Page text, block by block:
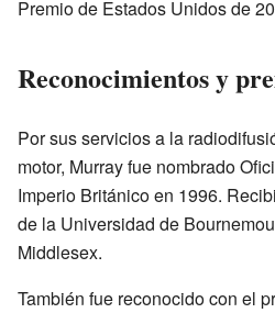
Premio de Estados Unidos de
Reconocimientos y
Por sus servicios a la
motor, Murray fue nombrado
Imperio Británico en 1996.
de la Universidad de
Middlesex.
También fue reconocido con el